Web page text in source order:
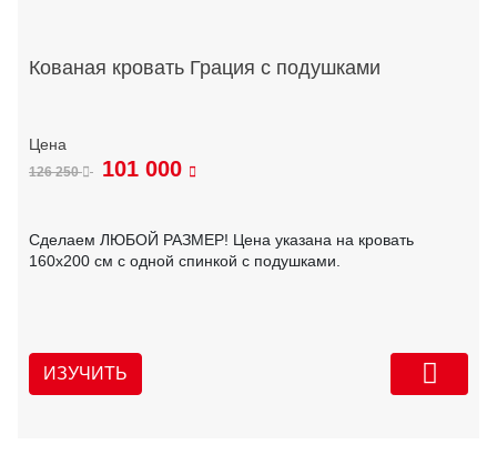
Кованая кровать Грация с подушками
126 250 101 000
Сделаем ЛЮБОЙ РАЗМЕР! Цена указана на кровать
160х200 см с одной спинкой с подушками.
ИЗУЧИТЬ